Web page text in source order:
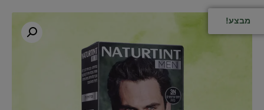
מבצע!